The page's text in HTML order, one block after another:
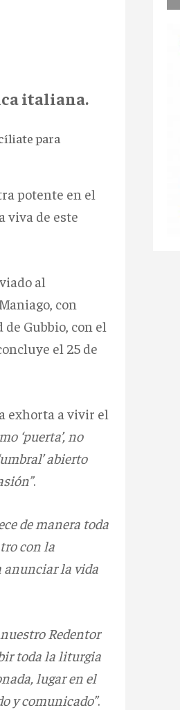
italiana.
para
potente en el
viva de este
al
con
Gubbio, con el
el 25 de
exhorta a vivir el
‘puerta’, no
abierto
.
de manera toda
con la
anunciar la vida
Redentor
toda la liturgia
lugar en el
y comunicado”.